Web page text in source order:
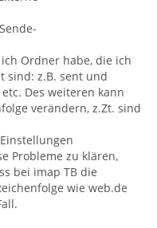
Ordner habe, die ich
sind: z.B. sent und
Des weiteren kann
verändern, z.Zt. sind
Probleme zu klären,
bei imap TB die
wie web.de